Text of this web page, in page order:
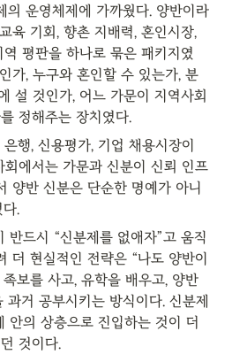
의 운영체제에 가까웠다. 양반이라
육 기회, 향촌 지배력, 혼인시장,
평판을 하나로 묶은 패키지였
가, 누구와 혼인할 수 있는가, 분
설 것인가, 어느 가문이 지역사회
정해주는 장치였다.
행, 신용평가, 기업 채용시장이
에서는 가문과 신분이 신뢰 인프
양반 신분은 단순한 명예가 아니
.
반드시 “신분제를 없애자”고 움직
더 현실적인 전략은 “나도 양반이
보를 사고, 유학을 배우고, 양반
과거 공부시키는 방식이다. 신분제
안의 상층으로 진입하는 것이 더
것이다.